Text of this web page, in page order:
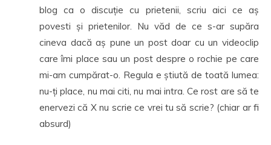
blog ca o discuție cu prietenii, scriu aici ce aș
povesti și prietenilor. Nu văd de ce s-ar supăra
cineva dacă aș pune un post doar cu un videoclip
care îmi place sau un post despre o rochie pe care
mi-am cumpărat-o. Regula e știută de toată lumea:
nu-ți place, nu mai citi, nu mai intra. Ce rost are să te
enervezi că X nu scrie ce vrei tu să scrie? (chiar ar fi
absurd)